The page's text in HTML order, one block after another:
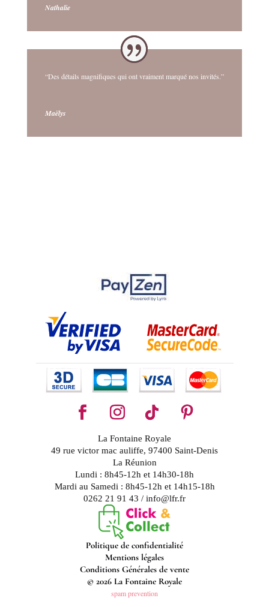
Nathalie
“Des détails magnifiques qui ont vraiment marqué nos invités.”
Maëlys
La Fontaine Royale
49 rue victor mac auliffe, 97400 Saint-Denis
La Réunion
Lundi : 8h45-12h et 14h30-18h
Mardi au Samedi : 8h45-12h et 14h15-18h
0262 21 91 43 / info@lfr.fr
Politique de confidentialité
Mentions légales
Conditions Générales de vente
© 2026 La Fontaine Royale
spam prevention